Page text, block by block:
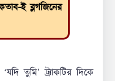
ই ব্লগজিনের
তুমি’ ট্র্যাকটির দিকে